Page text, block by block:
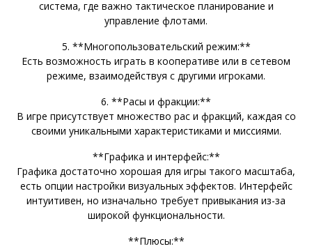
система, где важно тактическое планирование и
управление флотами.
5. **Многопользовательский режим:**
Есть возможность играть в кооперативе или в сетевом
режиме, взаимодействуя с другими игроками.
6. **Расы и фракции:**
В игре присутствует множество рас и фракций, каждая со
своими уникальными характеристиками и миссиями.
**Графика и интерфейс:**
Графика достаточно хорошая для игры такого масштаба,
есть опции настройки визуальных эффектов. Интерфейс
интуитивен, но изначально требует привыкания из-за
широкой функциональности.
**Плюсы:**